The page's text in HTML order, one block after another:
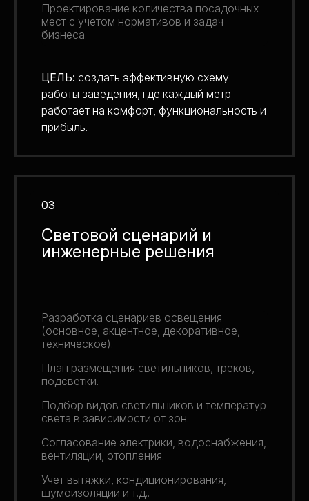
Проектирование количества посадочных
мест с учётом нормативов и задач
бизнеса.
ЦЕЛЬ: создать эффективную схему
работы заведения, где каждый метр
работает на комфорт, функциональность и
прибыль.
03
Световой сценарий и
инженерные решения
Разработка сценариев освещения
(основное, акцентное, декоративное,
техническое).
План размещения светильников, треков,
подсветки.
Подбор видов светильников и температур
света в зависимости от зон.
Согласование электрики, водоснабжения,
вентиляции, отопления.
Учет вытяжки, кондиционирования,
шумоизоляции и т.д..